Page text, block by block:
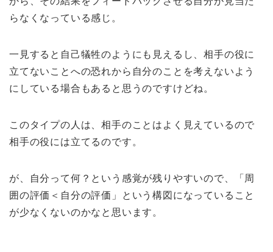
らなくなっている感じ。
一見すると自己犠牲のようにも見えるし、相手の役に
立てないことへの恐れから自分のことを考えないよう
にしている場合もあると思うのですけどね。
このタイプの人は、相手のことはよく見えているので
相手の役には立てるのです。
が、自分って何？という感覚が残りやすいので、「周
囲の評価＜自分の評価」という構図になっていること
が少なくないのかなと思います。